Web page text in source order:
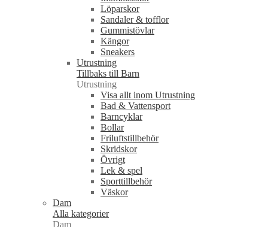
Löparskor
Sandaler & tofflor
Gummistövlar
Kängor
Sneakers
Utrustning
Tillbaks till Barn
Utrustning
Visa allt inom Utrustning
Bad & Vattensport
Barncyklar
Bollar
Friluftstillbehör
Skridskor
Övrigt
Lek & spel
Sporttillbehör
Väskor
Dam
Alla kategorier
Dam